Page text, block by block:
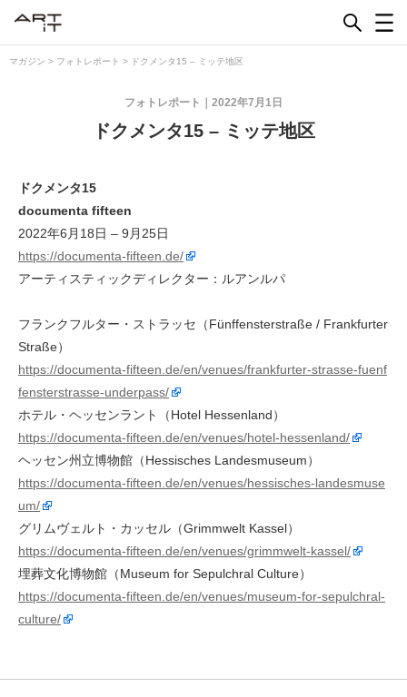
マガジン > フォトレポート > ドクメンタ15 – ミッテ地区
2022年7月1日
フォトレポート
ドクメンタ15 – ミッテ地区
ドクメンタ15
documenta fifteen
2022年6月18日 – 9月25日
https://documenta-fifteen.de/
アーティスティックディレクター：ルアンルパ
フランクフルター・ストラッセ（Fünffensterstraße / Frankfurter
Straße）
https://documenta-fifteen.de/en/venues/frankfurter-strasse-fuenf
fensterstrasse-underpass/
ホテル・ヘッセンラント（Hotel Hessenland）
https://documenta-fifteen.de/en/venues/hotel-hessenland/
ヘッセン州立博物館（Hessisches Landesmuseum）
https://documenta-fifteen.de/en/venues/hessisches-landesmuse
um/
グリムヴェルト・カッセル（Grimmwelt Kassel）
https://documenta-fifteen.de/en/venues/grimmwelt-kassel/
埋葬文化博物館（Museum for Sepulchral Culture）
https://documenta-fifteen.de/en/venues/museum-for-sepulchral-
culture/